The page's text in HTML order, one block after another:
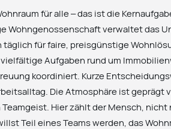
für alle – das ist die
Wohngenossenschaft verwaltet das
täglich für faire, preisgünstige
Aufgaben rund um
koordiniert. Kurze
Die Atmosphäre ist
Hier zählt der Mensch,
Teil eines Teams werden, das